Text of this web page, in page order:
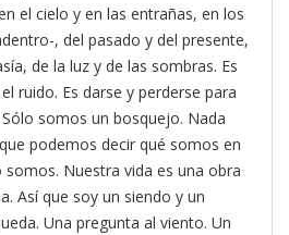
el cielo y en las entrañas, en los
, del pasado y del presente,
de la luz y de las sombras. Es
ruido. Es darse y perderse para
somos un bosquejo. Nada
podemos decir qué somos en
Nuestra vida es una obra
Así que soy un siendo y un
Una pregunta al viento. Un